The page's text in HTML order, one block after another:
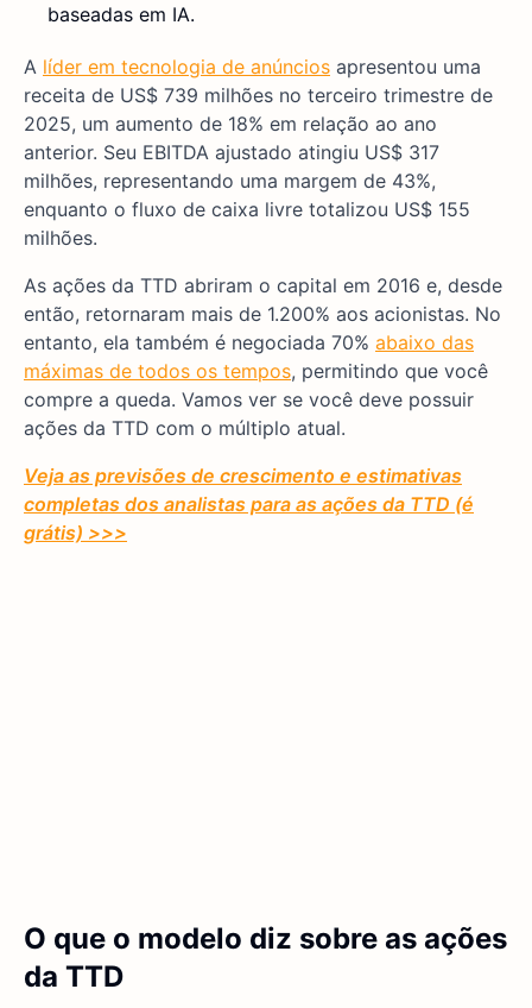
baseadas em IA.
A líder em tecnologia de anúncios apresentou uma
receita de US$ 739 milhões no terceiro trimestre de
2025, um aumento de 18% em relação ao ano
anterior. Seu EBITDA ajustado atingiu US$ 317
milhões, representando uma margem de 43%,
enquanto o fluxo de caixa livre totalizou US$ 155
milhões.
As ações da TTD abriram o capital em 2016 e, desde
então, retornaram mais de 1.200% aos acionistas. No
entanto, ela também é negociada 70% abaixo das
máximas de todos os tempos, permitindo que você
compre a queda. Vamos ver se você deve possuir
ações da TTD com o múltiplo atual.
Veja as previsões de crescimento e estimativas
completas dos analistas para as ações da TTD (é
grátis) >>>
O que o modelo diz sobre as ações
da TTD